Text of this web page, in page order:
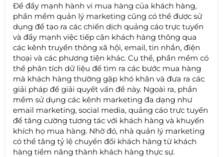
Để đẩy mạnh hành vi mua hàng của khách hàng,
phần mềm quản lý marketing cũng có thể được sử
dụng để tạo ra các chiến dịch quảng cáo trực tuyến
và đẩy mạnh việc tiếp cận khách hàng thông qua
các kênh truyền thông xã hội, email, tin nhắn, điện
thoại và các phương tiện khác. Cụ thể, phần mềm có
thể phân tích dữ liệu để tìm ra các bước mua hàng
mà khách hàng thường gặp khó khăn và đưa ra các
giải pháp để giải quyết vấn đề này. Ngoài ra, phần
mềm sử dụng các kênh marketing đa dạng như
email marketing, social media, quảng cáo trực tuyến
để tăng cường tương tác với khách hàng và khuyến
khích họ mua hàng. Nhờ đó, nhà quản lý marketing
có thể tăng tỷ lệ chuyển đổi khách hàng từ khách
hàng tiềm năng thành khách hàng thực sự.